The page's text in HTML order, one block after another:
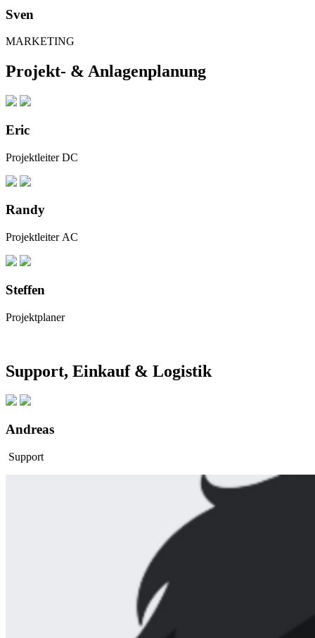
Sven
MARKETING
Projekt- & Anlagenplanung
Eric
Projektleiter DC
Randy
Projektleiter AC
Steffen
Projektplaner
Support, Einkauf & Logistik
Andreas
Support